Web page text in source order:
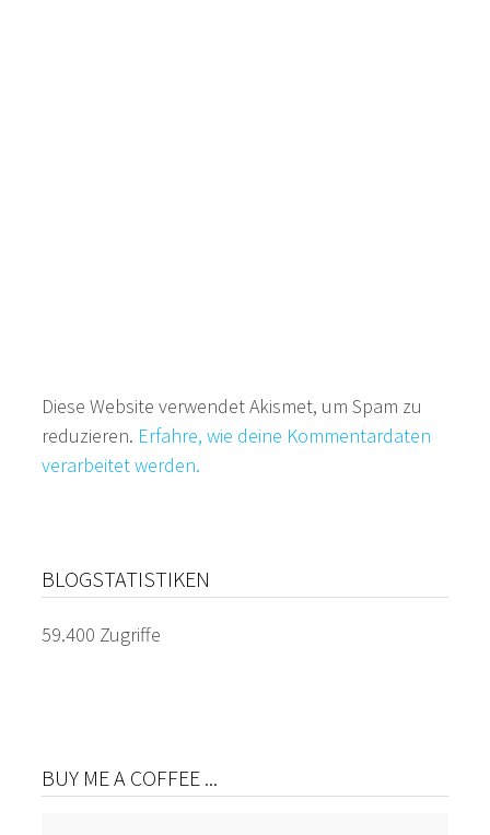
Diese Website verwendet Akismet, um Spam zu
reduzieren. Erfahre, wie deine Kommentardaten
verarbeitet werden.
BLOGSTATISTIKEN
59.400 Zugriffe
BUY ME A COFFEE ...